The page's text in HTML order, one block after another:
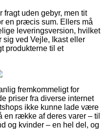
fragt uden gebyr, men tit
en præcis sum. Ellers må
leveringsversion, hvilket
ved Vejle, Ikast eller
produkterne til et
fremkommeligt for
priser fra diverse internet
ikke kunne lade være
række af deres varer – til
og kvinder – en hel del, og